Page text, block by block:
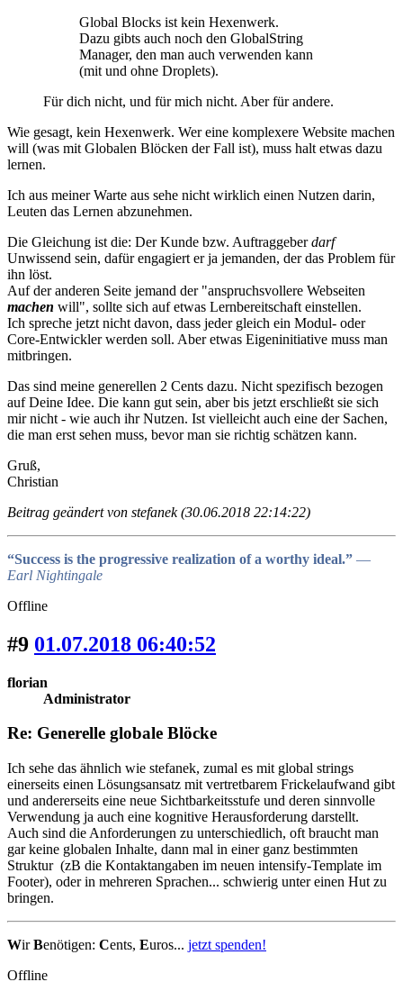
Global Blocks ist kein Hexenwerk.
Dazu gibts auch noch den GlobalString
Manager, den man auch verwenden kann
(mit und ohne Droplets).
Für dich nicht, und für mich nicht. Aber für andere.
Wie gesagt, kein Hexenwerk. Wer eine komplexere Website machen
will (was mit Globalen Blöcken der Fall ist), muss halt etwas dazu
lernen.
Ich aus meiner Warte aus sehe nicht wirklich einen Nutzen darin,
Leuten das Lernen abzunehmen.
Die Gleichung ist die: Der Kunde bzw. Auftraggeberdarf
Unwissend sein, dafür engagiert er ja jemanden, der das Problem für
ihn löst.
Auf der anderen Seite jemand der "anspruchsvollere Webseiten
machen will", sollte sich auf etwas Lernbereitschaft einstellen.
Ich spreche jetzt nicht davon, dass jeder gleich ein Modul- oder
Core-Entwickler werden soll. Aber etwas Eigeninitiative muss man
mitbringen.
Das sind meine generellen 2 Cents dazu. Nicht spezifisch bezogen
auf Deine Idee. Die kann gut sein, aber bis jetzt erschließt sie sich
mir nicht - wie auch ihr Nutzen. Ist vielleicht auch eine der Sachen,
die man erst sehen muss, bevor man sie richtig schätzen kann.
Gruß,
Christian
Beitrag geändert von stefanek (30.06.2018 22:14:22)
“Success is the progressive realization of a worthy ideal.” ―
Earl Nightingale
Offline
#9 01.07.2018 06:40:52
florian
Administrator
Re: Generelle globale Blöcke
Ich sehe das ähnlich wie stefanek, zumal es mit global strings
einerseits einen Lösungsansatz mit vertretbarem Frickelaufwand gibt
und andererseits eine neue Sichtbarkeitsstufe und deren sinnvolle
Verwendung ja auch eine kognitive Herausforderung darstellt.
Auch sind die Anforderungen zu unterschiedlich, oft braucht man
gar keine globalen Inhalte, dann mal in einer ganz bestimmten
Struktur (zB die Kontaktangaben im neuen intensify-Template im
Footer), oder in mehreren Sprachen... schwierig unter einen Hut zu
bringen.
WirBenötigen: Cents, Euros... jetzt spenden!
Offline